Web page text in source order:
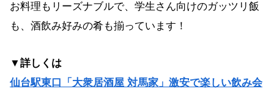
お料理もリーズナブルで、学生さん向けのガッツリ飯
も、酒飲み好みの肴も揃っています！
▼詳しくは
仙台駅東口「大衆居酒屋 対馬家」激安で楽しい飲み会